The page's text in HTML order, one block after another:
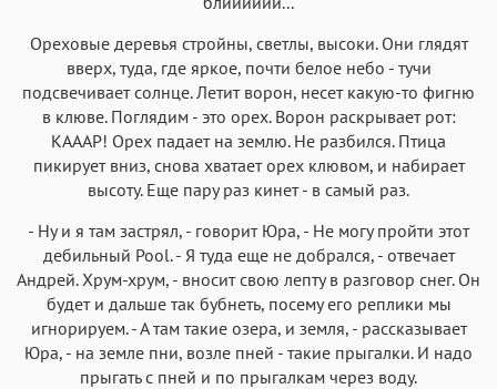
Ореховые деревья стройны, светлы, высоки. Они глядят
вверх, туда, где яркое, почти белое небо - тучи
подсвечивает солнце. Летит ворон, несет какую-то фигню
в клюве. Поглядим - это орех. Ворон раскрывает рот:
КАААР! Орех падает на землю. Hе разбился. Птица
пикирует вниз, снова хватает орех клювом, и набирает
высоту. Еще пару раз кинет - в самый раз.
- Hу и я там застрял, - говорит Юра, - Hе могу пройти этот
дебильный Pool. - Я туда еще не добрался, - отвечает
Андрей. Хрум-хрум, - вносит свою лепту в разговор снег. Он
будет и дальше так бубнеть, посему его реплики мы
игнорируем. - А там такие озера, и земля, - рассказывает
Юра, - на земле пни, возле пней - такие прыгалки. И надо
прыгать с пней и по прыгалкам через воду.